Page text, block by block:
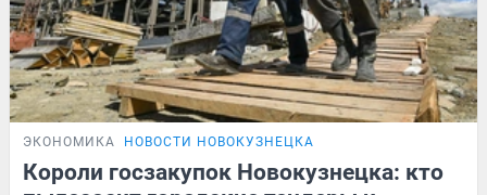
ЭКОНОМИКА НОВОСТИ НОВОКУЗНЕЦКА
Короли госзакупок Новокузнецка: кто